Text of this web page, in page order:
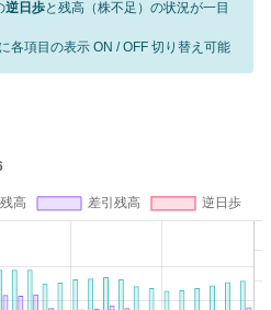
逆日歩と残高（株不足）の状況が一目
各項目の表示 ON / OFF 切り替え可能